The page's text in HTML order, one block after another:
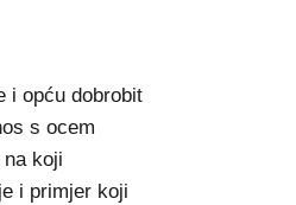
i opću dobrobit
s ocem
koji
i primjer koji